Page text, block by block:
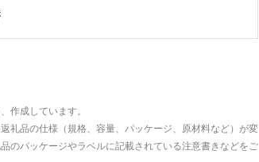
作成しています。
礼品の仕様（規格、容量、パッケージ、原材料など）が変
のパッケージやラベルに記載されている注意書きなどをご